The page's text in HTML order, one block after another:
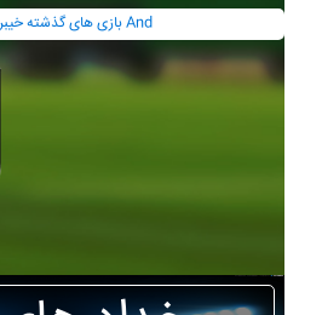
بازی های گذشته خيبر خرم آباد And